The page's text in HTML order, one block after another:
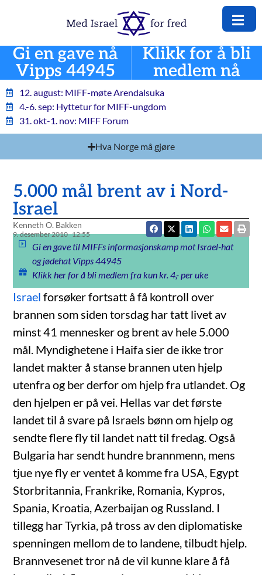
Gi en gave nå
Vipps 44945
Klikk for å bli
medlem nå
12. august: MIFF-møte Arendalsuka
4.-6. sep: Hyttetur for MIFF-ungdom
31. okt-1. nov: MIFF Forum
Hva Norge må gjøre
5.000 mål brent av i Nord-
Israel
Kenneth O. Bakken
9. desember 2010 12:55
Gi en gave til MIFFs informasjonskamp mot Israel-hat
og jødehat Vipps 44945
Klikk her for å bli medlem fra kun kr. 4,- per uke
Israel forsøker fortsatt å få kontroll over
brannen som siden torsdag har tatt livet av
minst 41 mennesker og brent av hele 5.000
mål. Myndighetene i Haifa sier de ikke tror
landet makter å stanse brannen uten hjelp
utenfra og ber derfor om hjelp fra utlandet. Og
den hjelpen er på vei. Hellas var det første
landet til å svare på Israels bønn om hjelp og
sendte flere fly til landet natt til fredag. Også
Bulgaria har sendt hundre brannmenn, mens
tjue nye fly er ventet å komme fra USA, Egypt
Storbritannia, Frankrike, Romania, Kypros,
Spania, Kroatia, Azerbaijan og Russland. I
tillegg har Tyrkia, på tross av den diplomatiske
spenningen mellom de to landene, tilbudt hjelp.
Brannvesenet tror nå de vil kunne klare å få